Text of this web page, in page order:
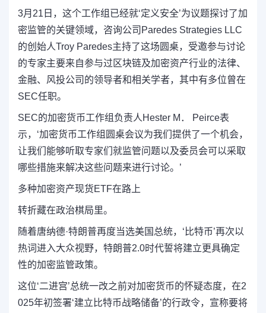
3月21日，这个工作组已经就‘定义安全’为议题探讨了加
密监管的关键领域，咨询公司Paredes Strategies LLC
的创始人Troy Paredes主持了这场圆桌，受邀参与讨论
的专家主要来自参与过区块链及加密资产行业的法律、
金融、风投公司的领导者和相关学者，其中有多位曾在
SEC任职。
SEC的加密货币工作组负责人Hester M． Peirce表
示，‘加密货币工作组圆桌会议为我们提供了一个机会，
让我们能够听取专家们就监管问题以及委员会可以采取
哪些措施来解决这些问题来进行讨论。’
多种加密资产现货ETF在路上
转折藏在政治棋局里。
随着唐纳德·特朗普再度当选美国总统，‘比特币’再次以
热词进入大众视野，特朗普2.0时代誓将建立更具确定
性的加密监管政策。
这位‘二进宫’总统一改之前对加密货币的怀疑态度，在2
025年初签署‘建立比特币战略储备’的行政令，宣称要将